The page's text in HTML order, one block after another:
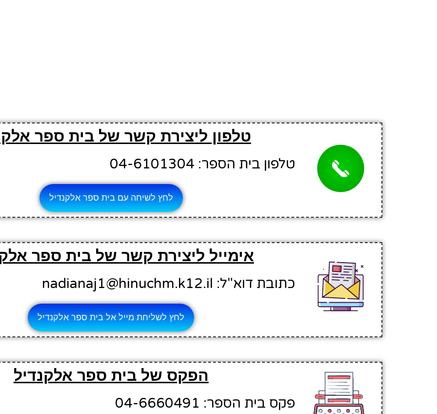
טלפון ליצירת קשר של בית ספר
טלפון בית הספר: 04-6101304
לחץ לשיחה עם בית ספר אלקנדיל
אימייל ליצירת קשר של בית ספר
כתובת דוא"ל: nadianaj1@hinuchm.k12.il
לחץ לשליחת מייל אל בית ספר אלקנדיל
הפקס של בית ספר אלקנדיל
פקס בית הספר: 04-6660491